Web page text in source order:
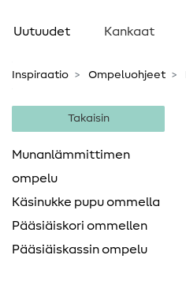
Uutuudet Kankaat
Inspiraatio Ompeluohjeet
Takaisin
Munanlämmittimen
ompelu
Käsinukke pupu ommella
Pääsiäiskori ommellen
Pääsiäiskassin ompelu